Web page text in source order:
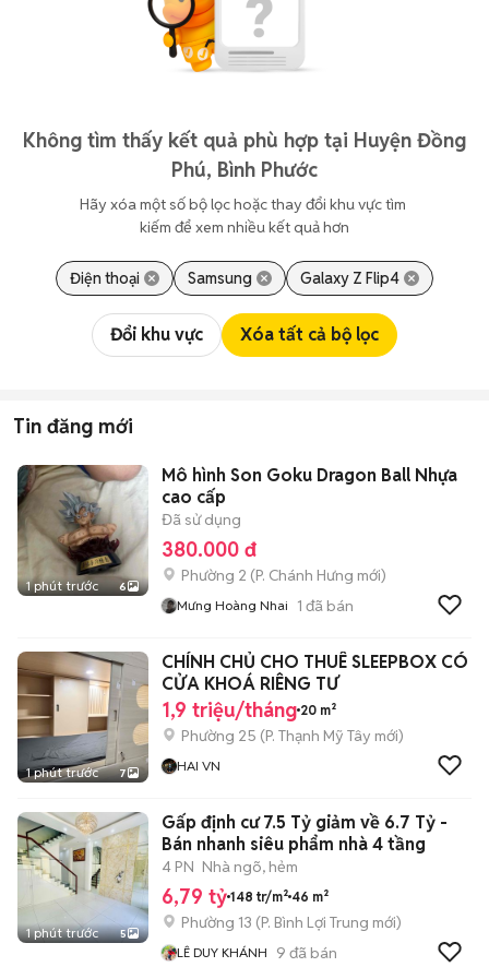
Không tìm thấy kết quả phù hợp tại Huyện Đồng
Phú, Bình Phước
Hãy xóa một số bộ lọc hoặc thay đổi khu vực tìm
kiếm để xem nhiều kết quả hơn
Điện thoại Samsung Galaxy Z Flip4
Đổi khu vực Xóa tất cả bộ lọc
Tin đăng mới
1 phút trước 6
Mô hình Son Goku Dragon Ball Nhựa
cao cấp
Đã sử dụng
380.000 đ
Phường 2 (P. Chánh Hưng mới)
Mưng Hoàng Nhai 1 đã bán
1 phút trước 7
CHÍNH CHỦ CHO THUÊ SLEEPBOX CÓ
CỬA KHOÁ RIÊNG TƯ
1,9 triệu/tháng 20 m²
Phường 25 (P. Thạnh Mỹ Tây mới)
HAI VN
1 phút trước 5
Gấp định cư 7.5 Tỷ giảm về 6.7 Tỷ -
Bán nhanh siêu phẩm nhà 4 tầng
4 PN Nhà ngõ, hẻm
6,79 tỷ 148 tr/m² 46 m²
Phường 13 (P. Bình Lợi Trung mới)
LÊ DUY KHÁNH 9 đã bán